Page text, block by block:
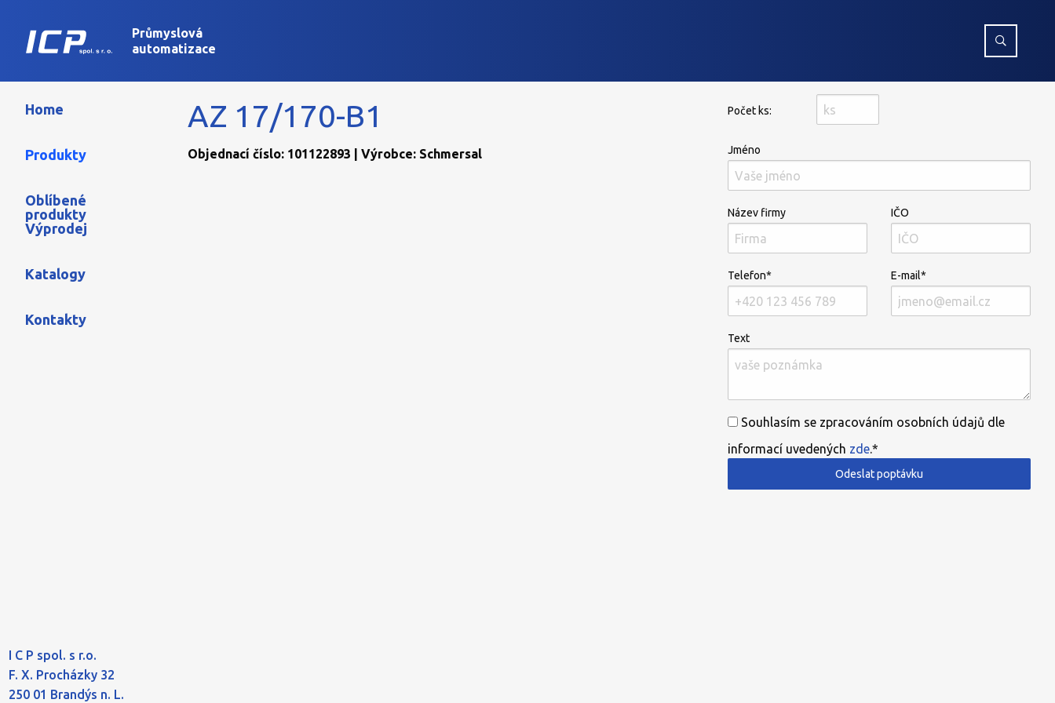
Průmyslová
automatizace
Home
Produkty
Oblíbené
produkty
Výprodej
Katalogy
Kontakty
I C P spol. s r.o.
F. X. Procházky 32
250 01 Brandýs n. L.
AZ 17/170-B1
Objednací číslo: 101122893 | Výrobce: Schmersal
Počet ks:
Jméno
Název firmy IČO
Telefon* E-mail*
Text
Souhlasím se zpracováním osobních údajů dle
informací uvedených zde.*